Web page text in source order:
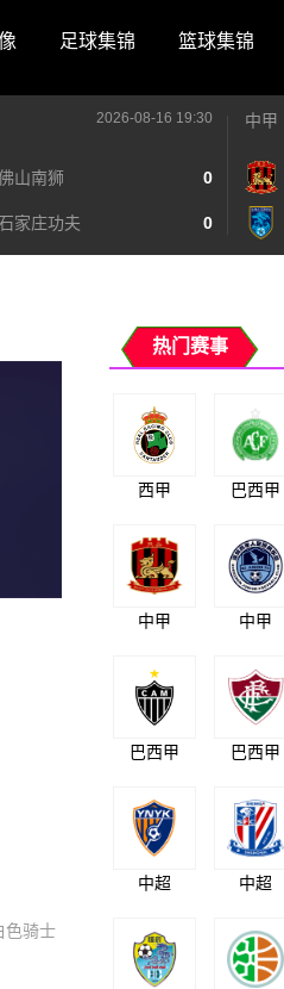
足球集锦 篮球集锦
2026-08-16 19:30
山南狮 0
家庄功夫 0
中甲
色骑士
热门赛事
西甲 巴西甲
中甲 中甲
巴西甲 巴西甲
中超 中超